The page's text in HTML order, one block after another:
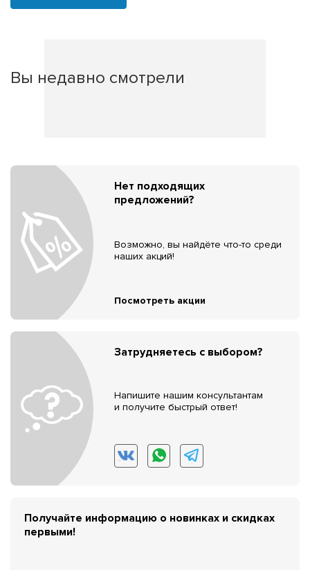
Вы недавно смотрели
Нет подходящих
предложений?
Возможно, вы найдёте что-то среди
наших акций!
Посмотреть акции
Затрудняетесь с выбором?
Напишите нашим консультантам
и получите быстрый ответ!
Получайте информацию о новинках и скидках
первыми!